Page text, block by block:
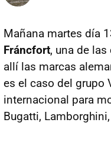
Mañana martes día
Fráncfort, una de
allí las marcas
es el caso del grupo
internacional para
Bugatti,